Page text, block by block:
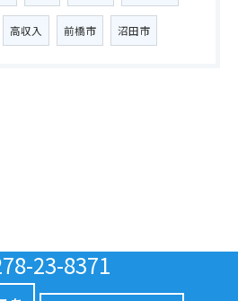
高収入 前橋市 沼田市
23-8371